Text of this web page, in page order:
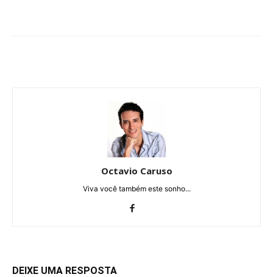
Octavio Caruso
Viva você também este sonho...
DEIXE UMA RESPOSTA